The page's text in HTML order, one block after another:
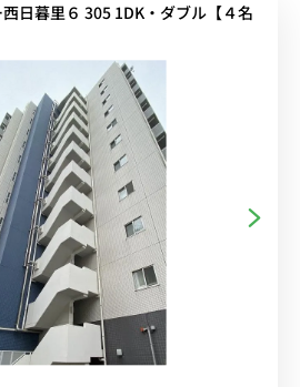
日暮里６ 305 1DK・ダブル【４名